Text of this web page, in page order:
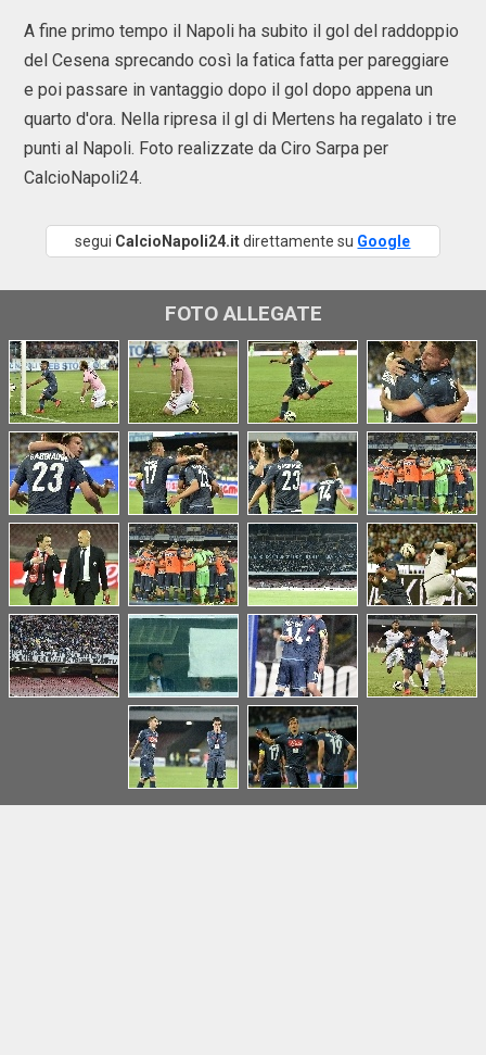
A fine primo tempo il Napoli ha subito il gol del raddoppio
del Cesena sprecando così la fatica fatta per pareggiare
e poi passare in vantaggio dopo il gol dopo appena un
quarto d'ora. Nella ripresa il gl di Mertens ha regalato i tre
punti al Napoli. Foto realizzate da Ciro Sarpa per
CalcioNapoli24.
segui CalcioNapoli24.itdirettamente su Google
FOTO ALLEGATE